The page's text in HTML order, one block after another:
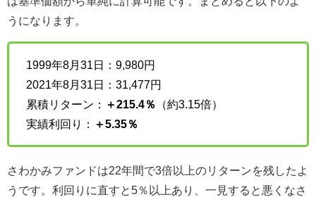
うになります。
1999年8月31日：9,980円
2021年8月31日：31,477円
累積リターン：
＋215.4％
（約3.15倍）
実績利回り：
＋5.35％
さわかみファンドは22年間で3倍以上のリターンを残したよ
うです。利回りに直すと5％以上あり、一見すると悪くなさ